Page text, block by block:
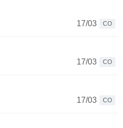
17/03
CO
17/03
CO
17/03
CO